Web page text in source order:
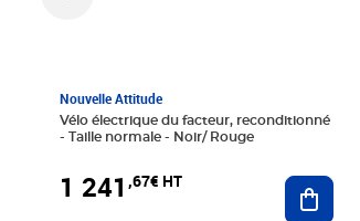
Nouvelle Attitude
Vélo électrique du facteur, reconditionné
- Taille normale - Noir/ Rouge
1 241 ,67€ HT